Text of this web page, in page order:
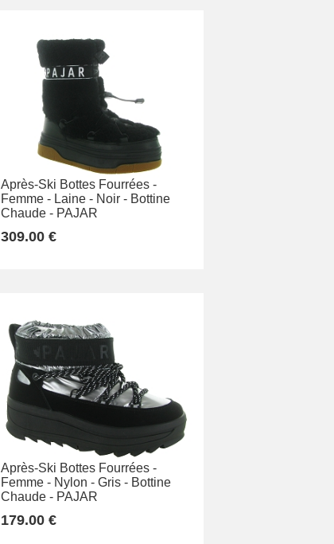
Après-Ski Bottes Fourrées -
Femme - Laine - Noir - Bottine
Chaude - PAJAR
309.00 €
Après-Ski Bottes Fourrées -
Femme - Nylon - Gris - Bottine
Chaude - PAJAR
179.00 €